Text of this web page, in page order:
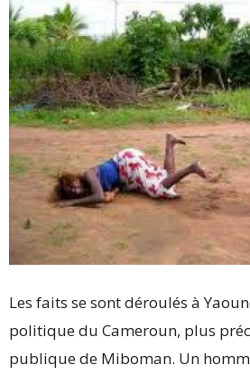
Les faits se sont déroulés à
politique du Cameroun, plus
publique de Miboman. Un